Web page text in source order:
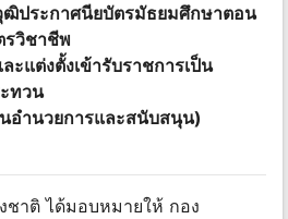
ฒิประกาศนียบัตรมัธยมศึกษาตอน
รวิชาชีพ
ะแต่งตั้งเข้ารับราชการเป็น
ทวน
อำนวยการและสนับสนุน)
ชาติ ได้มอบหมายให้ กอง